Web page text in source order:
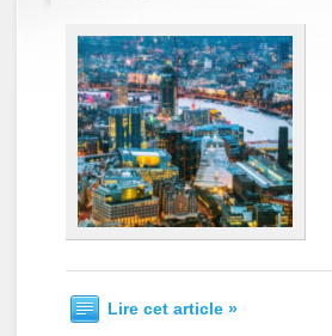
Lire cet article »